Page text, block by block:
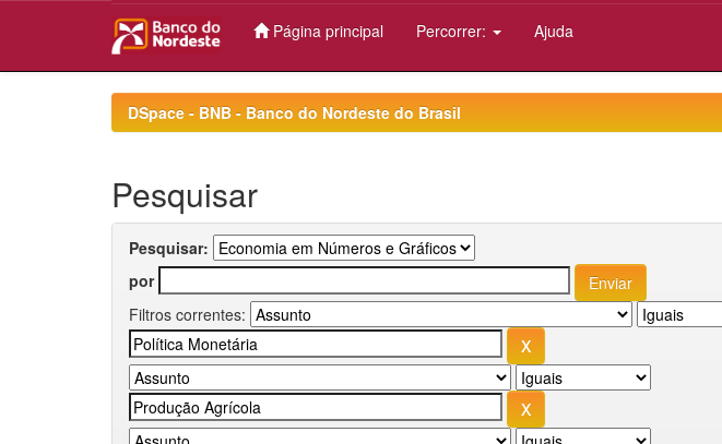
Página principal Percorrer: Ajuda
DSpace - BNB - Banco do Nordeste do Brasil
Pesquisar
Pesquisar:
por
Filtros correntes: